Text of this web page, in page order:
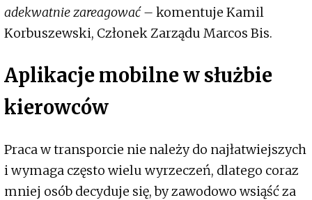
adekwatnie zareagować – komentuje Kamil
Korbuszewski, Członek Zarządu Marcos Bis.
Aplikacje mobilne w służbie
kierowców
Praca w transporcie nie należy do najłatwiejszych
i wymaga często wielu wyrzeczeń, dlatego coraz
mniej osób decyduje się, by zawodowo wsiąść za